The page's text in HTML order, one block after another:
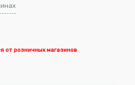
от розничных магазинов